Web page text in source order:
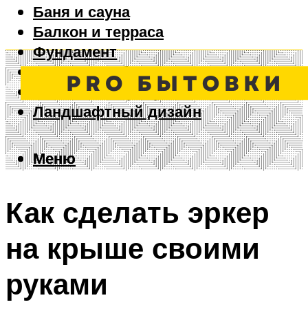
Баня и сауна
Балкон и терраса
Фундамент
Ворота и забор
Дизайн интерьера
Ландшафтный дизайн
Меню
Меню
Как сделать эркер
на крыше своими
руками